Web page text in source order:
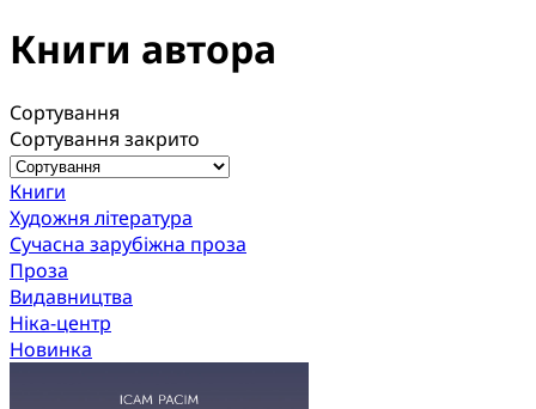
Книги автора
Сортування
Сортування закрито
Книги
Художня література
Сучасна зарубіжна проза
Проза
Видавництва
Ніка-центр
Новинка